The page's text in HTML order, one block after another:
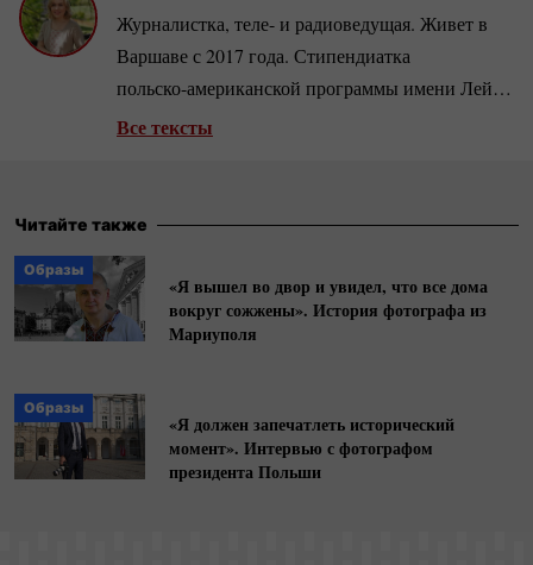
Журналистка, теле- и радиоведущая. Живет в
Варшаве с 2017 года. Стипендиатка
польско-американской программы имени Лейна
Киркланда, во время которой училась в
миграционные процессы представлены в
Все тексты
Читайте также
Образы
«Я вышел во двор и увидел, что все дома
вокруг сожжены». История фотографа из
Мариуполя
Образы
«Я должен запечатлеть исторический
момент». Интервью с фотографом
президента Польши